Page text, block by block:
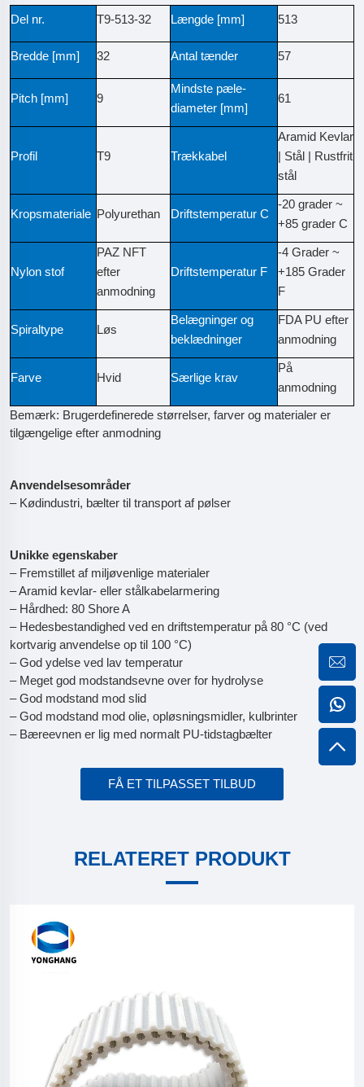
Del nr. T9-513-32 Længde [mm] 513
Bredde [mm] 32 Antal tænder 57
Pitch [mm] 9
Mindste pæle-
diameter [mm]
61
Profil T9 Trækkabel
Aramid Kevlar
| Stål | Rustfrit
stål
Kropsmateriale Polyurethan Driftstemperatur C
-20 grader ~
+85 grader C
Nylon stof
PAZ NFT
efter
anmodning
Driftstemperatur F
-4 Grader ~
+185 Grader
F
Spiraltype Løs
Belægninger og
beklædninger
FDA PU efter
anmodning
Farve Hvid Særlige krav
På
anmodning
Bemærk: Brugerdefinerede størrelser, farver og materialer er
tilgængelige efter anmodning
Anvendelsesområder
– Kødindustri, bælter til transport af pølser
Unikke egenskaber
– Fremstillet af miljøvenlige materialer
– Aramid kevlar- eller stålkabelarmering
– Hårdhed: 80 Shore A
– Hedesbestandighed ved en driftstemperatur på 80 °C (ved
kortvarig anvendelse op til 100 °C)
– God ydelse ved lav temperatur
– Meget god modstandsevne over for hydrolyse
– God modstand mod slid
– God modstand mod olie, opløsningsmidler, kulbrinter
– Bæreevnen er lig med normalt PU-tidstagbælter
FÅ ET TILPASSET TILBUD
RELATERET PRODUKT